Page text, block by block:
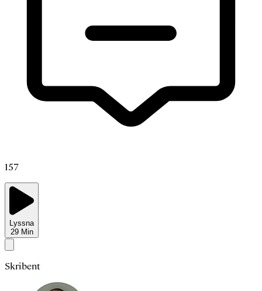
157
Lyssna
29 Min
Skribent